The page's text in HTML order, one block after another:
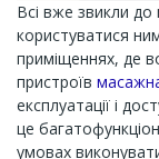
Всі вже звикли до
користуватися
приміщеннях, де
пристроїв
експлуатації і
це
умовах